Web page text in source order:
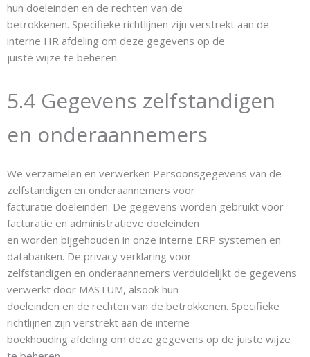
hun doeleinden en de rechten van de
betrokkenen. Specifieke richtlijnen zijn verstrekt aan de
interne HR afdeling om deze gegevens op de
juiste wijze te beheren.
5.4 Gegevens zelfstandigen
en onderaannemers
We verzamelen en verwerken Persoonsgegevens van de
zelfstandigen en onderaannemers voor
facturatie doeleinden. De gegevens worden gebruikt voor
facturatie en administratieve doeleinden
en worden bijgehouden in onze interne ERP systemen en
databanken. De privacy verklaring voor
zelfstandigen en onderaannemers verduidelijkt de gegevens
verwerkt door MASTUM, alsook hun
doeleinden en de rechten van de betrokkenen. Specifieke
richtlijnen zijn verstrekt aan de interne
boekhouding afdeling om deze gegevens op de juiste wijze